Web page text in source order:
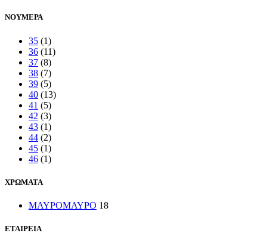
ΝΟΥΜΕΡΑ
35 (1)
36 (11)
37 (8)
38 (7)
39 (5)
40 (13)
41 (5)
42 (3)
43 (1)
44 (2)
45 (1)
46 (1)
ΧΡΩΜΑΤΑ
ΜΑΥΡΟΜΑΥΡΟ 18
ΕΤΑΙΡΕΙΑ